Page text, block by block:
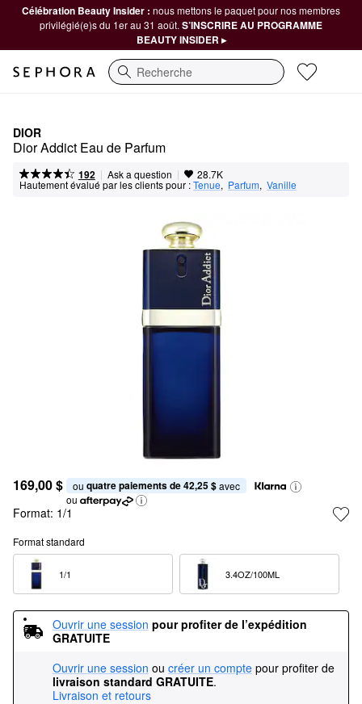
Célébration Beauty Insider : nous mettons le paquet pour nos membres
privilégié(e)s du 1er au 31 août. S’INSCRIRE AU PROGRAMME
BEAUTY INSIDER ▸
Recherche
DIOR
Dior Addict Eau de Parfum
192 | Ask a question | 28.7K
Hautement évalué par les clients pour :Tenue, Parfum, Vanille
169,00 $ ou quatre paiements de 42,25 $ avec
ou
Format: 1/1
Format standard
Ouvrir une session pour profiter de l’expédition
GRATUITE
Ouvrir une session ou créer un compte pour profiter de
livraison standard GRATUITE.
Livraison et retours